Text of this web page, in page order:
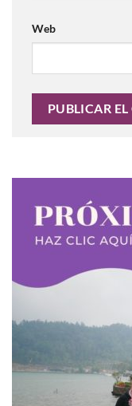
Web